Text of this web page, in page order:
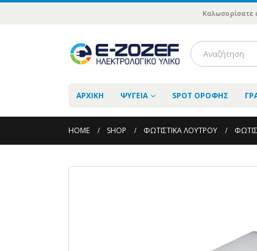
Καλωσορίσατε
ΑΡΧΙΚΗ ΨΥΓΕΊΑ SPOT ΟΡΟΦΉΣ
HOME SHOP ΦΩΤΙΣΤΙΚΆ ΛΟΥΤΡΟΎ